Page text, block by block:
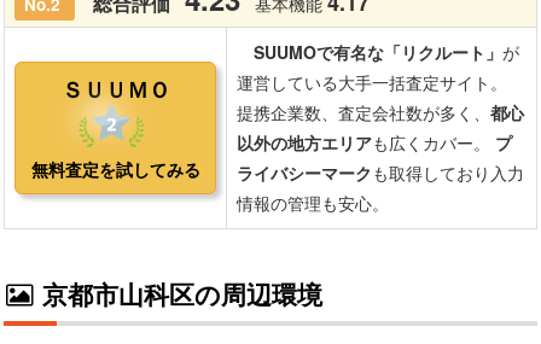
京都市山科区の周辺環境